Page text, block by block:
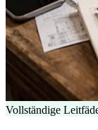
Vollständige